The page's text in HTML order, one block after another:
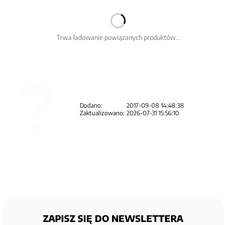
Trwa ładowanie powiązanych produktów...
Dodano:
2017-09-08 14:48:38
Zaktualizowano: 2026-07-31 15:56:10
ZAPISZ SIĘ DO NEWSLETTERA